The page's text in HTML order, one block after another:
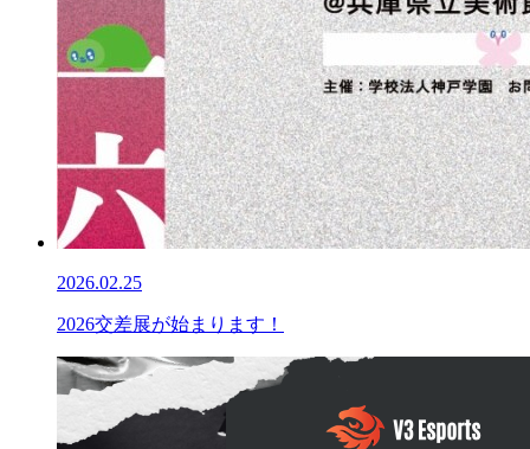
2026.02.25
2026交差展が始まります！